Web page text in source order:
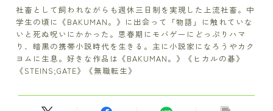
社畜として飼われながらも週休三日制を実現した上流社畜。中
学生の頃に《BAKUMAN。》に出会って「物語」に触れていな
いと死ぬ呪いにかかった。思春期にモバゲーにどっぷりハマ
り、暗黒の携帯小説時代を生きる。主に小説家になろうやカク
ヨムに生息。好きな作品は《BAKUMAN。》《ヒカルの碁》
《STEINS;GATE》《無職転生》